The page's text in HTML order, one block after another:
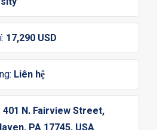
17,290 USD
Liên hệ
401 N. Fairview Street,